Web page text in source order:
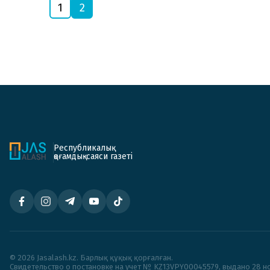
1 2
Республикалық
қоғамдық-саяси газеті
© 2026 Jasalash.kz. Барлық құқық қорғалған.
Cвидетельство о постановке на учет № KZ13VPY00045579, выдано 28